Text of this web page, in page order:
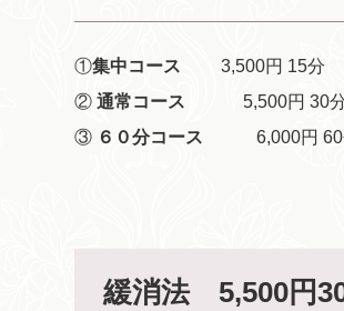
①集中コース 3,500円 15分
②通常コース 5,500円 30
③ ６０分コース 6,000円 60
緩消法 5,500円